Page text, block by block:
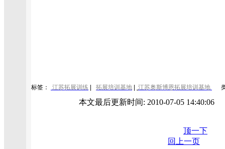
标签： 江苏拓展训练 拓展培训基地 江苏奥斯博恩拓展培训基地
本文最后更新时间: 2010-07-05
顶一下
回上一页